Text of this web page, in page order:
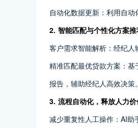
自动化数据更新：利用自
2. 智能匹配与个性化方案
客户需求智能解析：经纪人
精准匹配最优贷款方案：
报告，辅助经纪人高效决策。
3. 流程自动化，释放人力
减少重复性人工操作：AI